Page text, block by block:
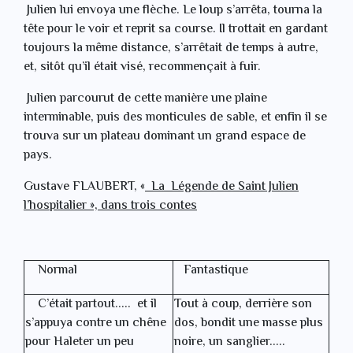
Julien lui envoya une flèche. Le loup s’arrêta, tourna la
tête pour le voir et reprit sa course. Il trottait en gardant
toujours la même distance, s’arrêtait de temps à autre,
et, sitôt qu’il était visé, recommençait à fuir.
Julien parcourut de cette manière une plaine
interminable, puis des monticules de sable, et enfin il se
trouva sur un plateau dominant un grand espace de
pays.
La Légende de Saint Julien
l’hospitalier », dans trois contes
Normal
Fantastique
C’était partout..... et il
s’appuya contre un chêne
pour Haleter un peu
Tout à coup, derrière son
dos, bondit une masse plus
noire, un sanglier.....